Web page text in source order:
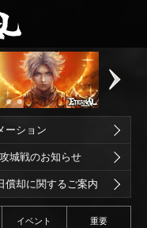
ーション
城戦のお知らせ
償却に関するご案内
イベント 重要